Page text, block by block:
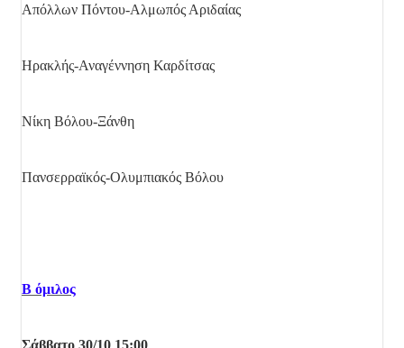
Απόλλων Πόντου-Αλμωπός Αριδαίας
Ηρακλής-Αναγέννηση Καρδίτσας
Νίκη Βόλου-Ξάνθη
Πανσερραϊκός-Ολυμπιακός Βόλου
Β όμιλος
Σάββατο 30/10 15:00